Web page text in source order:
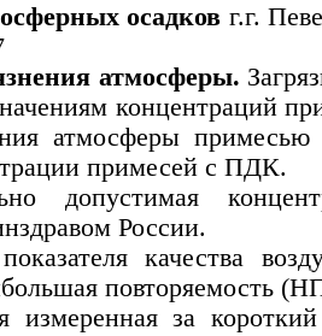
осадков г.г.
атмосферы.
концентраций
атмосферы примесью
примесей с ПДК.
допустимая
России.
качества
повторяемость
измеренная за